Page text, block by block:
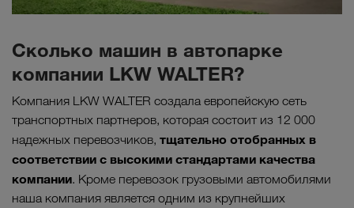
Сколько машин в автопарке
компании LKW WALTER?
Компания LKW WALTER создала европейскую сеть
транспортных партнеров, которая состоит из 12 000
надежных перевозчиков, тщательно отобранных в
соответствии с высокими стандартами качества
компании. Кроме перевозок грузовыми автомобилями
наша компания является одним из крупнейших